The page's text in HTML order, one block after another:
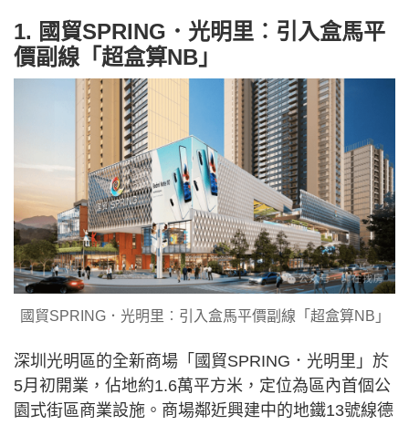
1. 國貿SPRING．光明里︰引入盒馬平
價副線「超盒算NB」
國貿SPRING．光明里︰引入盒馬平價副線「超盒算NB」
深圳光明區的全新商場「國貿SPRING．光明里」於
5月初開業，佔地約1.6萬平方米，定位為區內首個公
園式街區商業設施。商場鄰近興建中的地鐵13號線德